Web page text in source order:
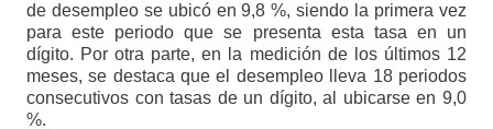
de desempleo se ubicó en 9,8 %, siendo la primera vez
para este periodo que se presenta esta tasa en un
dígito. Por otra parte, en la medición de los últimos 12
meses, se destaca que el desempleo lleva 18 periodos
consecutivos con tasas de un dígito, al ubicarse en 9,0
%.